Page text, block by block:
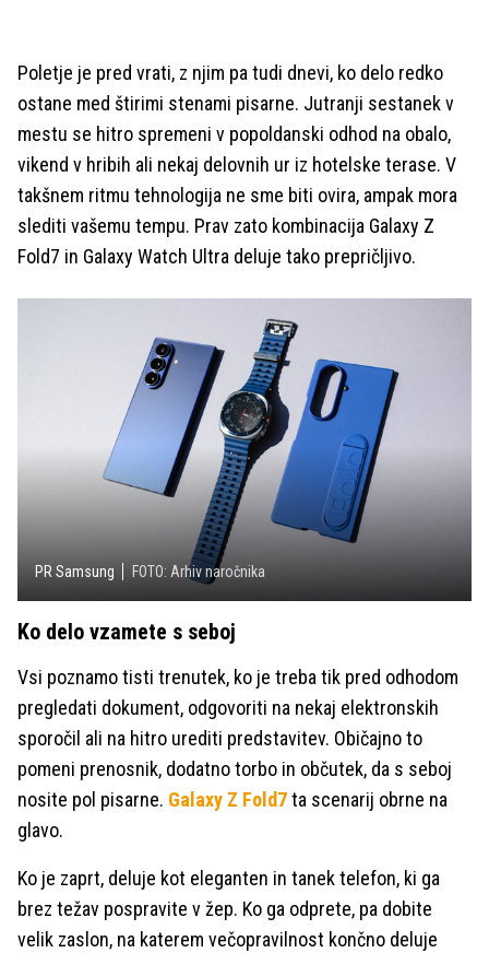
Poletje je pred vrati, z njim pa tudi dnevi, ko delo redko
ostane med štirimi stenami pisarne. Jutranji sestanek v
mestu se hitro spremeni v popoldanski odhod na obalo,
vikend v hribih ali nekaj delovnih ur iz hotelske terase. V
takšnem ritmu tehnologija ne sme biti ovira, ampak mora
slediti vašemu tempu. Prav zato kombinacija Galaxy Z
Fold7 in Galaxy Watch Ultra deluje tako prepričljivo.
PR Samsung FOTO: Arhiv naročnika
Ko delo vzamete s seboj
Vsi poznamo tisti trenutek, ko je treba tik pred odhodom
pregledati dokument, odgovoriti na nekaj elektronskih
sporočil ali na hitro urediti predstavitev. Običajno to
pomeni prenosnik, dodatno torbo in občutek, da s seboj
nosite pol pisarne. Galaxy Z Fold7ta scenarij obrne na
glavo.
Ko je zaprt, deluje kot eleganten in tanek telefon, ki ga
brez težav pospravite v žep. Ko ga odprete, pa dobite
velik zaslon, na katerem večopravilnost končno deluje